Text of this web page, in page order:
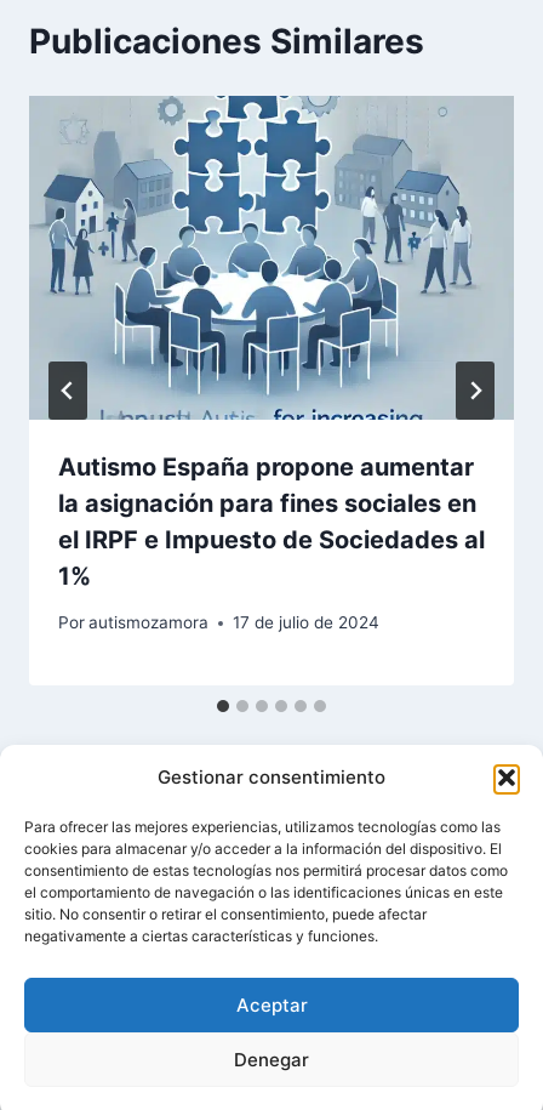
Gestionar consentimiento
Para ofrecer las mejores experiencias, utilizamos tecnologías como las
cookies para almacenar y/o acceder a la información del dispositivo. El
consentimiento de estas tecnologías nos permitirá procesar datos como
el comportamiento de navegación o las identificaciones únicas en este
sitio. No consentir o retirar el consentimiento, puede afectar
negativamente a ciertas características y funciones.
Aceptar
Denegar
Publicaciones Similares
Autismo España propone aumentar
la asignación para fines sociales en
el IRPF e Impuesto de Sociedades al
1%
Porautismozamora 17 de julio de 2024
© 2026 Asociación de Autismo Zamora · NIF
y comunicación porAl Grano Comunicación